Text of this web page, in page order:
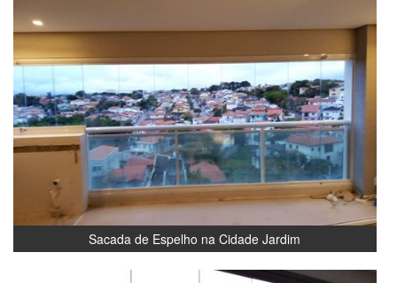
Sacada de Espelho na Cidade Jardim